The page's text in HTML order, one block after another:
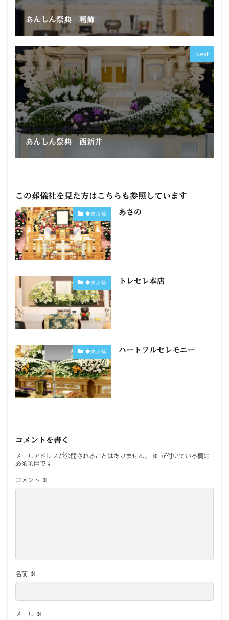
あんしん祭典 葛飾
Next
あんしん祭典 西新井
この葬儀社を見た方はこちらも参照しています
◆東京都 あさの
◆東京都 トレセレ本店
◆東京都 ハートフルセレモニー
コメントを書く
メールアドレスが公開されることはありません。 ※ が付いている欄は
必須項目です
コメント ※
名前 ※
メール ※